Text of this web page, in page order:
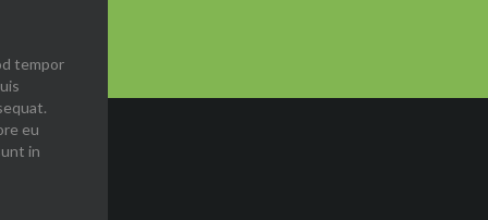
tempor
eu
in